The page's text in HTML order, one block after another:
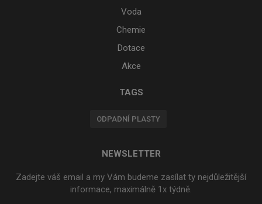
Voda
Chemie
Dotace
Akce
TAGS
ODPADNÍ PLASTY
NEWSLETTER
Zadejte váš email a my Vám budeme zasílat ty nejdůležitější
informace, maximálně 1x týdně.